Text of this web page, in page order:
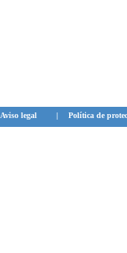
Aviso legal | Política de